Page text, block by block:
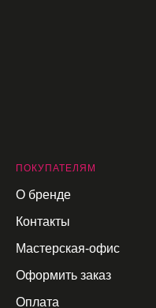
ПОКУПАТЕЛЯМ
О бренде
Контакты
Мастерская-офис
Оформить заказ
Оплата